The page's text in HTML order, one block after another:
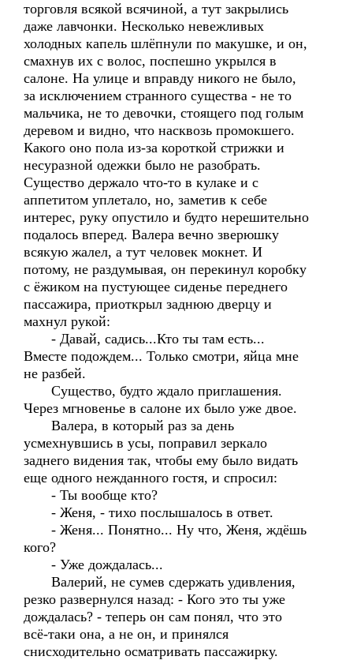
торговля всякой всячиной, а тут закрылись
даже лавчонки. Несколько невежливых
холодных капель шлёпнули по макушке, и он,
смахнув их с волос, поспешно укрылся в
салоне. На улице и вправду никого не было,
за исключением странного существа - не то
мальчика, не то девочки, стоящего под голым
деревом и видно, что насквозь промокшего.
Какого оно пола из-за короткой стрижки и
несуразной одежки было не разобрать.
Существо держало что-то в кулаке и с
аппетитом уплетало, но, заметив к себе
интерес, руку опустило и будто нерешительно
подалось вперед. Валера вечно зверюшку
всякую жалел, а тут человек мокнет. И
потому, не раздумывая, он перекинул коробку
с ёжиком на пустующее сиденье переднего
пассажира, приоткрыл заднюю дверцу и
махнул рукой:
- Давай, садись...Кто ты там есть...
Вместе подождем... Только смотри, яйца мне
не разбей.
Существо, будто ждало приглашения.
Через мгновенье в салоне их было уже двое.
Валера, в который раз за день
усмехнувшись в усы, поправил зеркало
заднего видения так, чтобы ему было видать
еще одного нежданного гостя, и спросил:
- Ты вообще кто?
- Женя, - тихо послышалось в ответ.
- Женя... Понятно... Ну что, Женя, ждёшь
кого?
- Уже дождалась...
Валерий, не сумев сдержать удивления,
резко развернулся назад: - Кого это ты уже
дождалась? - теперь он сам понял, что это
всё-таки она, а не он, и принялся
снисходительно осматривать пассажирку.